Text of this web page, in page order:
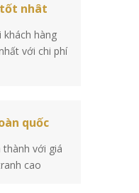
nhât
khách hàng
với chi phí
quốc
thành với giá
cao